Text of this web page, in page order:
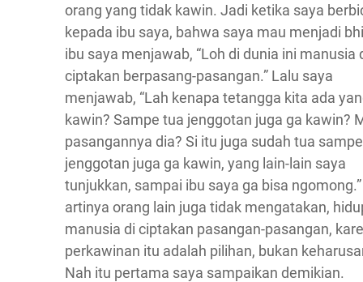
orang yang tidak kawin. Jadi ketika saya
kepada ibu saya, bahwa saya mau menjadi
ibu saya menjawab, “Loh di dunia ini manusia
ciptakan berpasang-pasangan.” Lalu saya
menjawab, “Lah kenapa tetangga kita ada
kawin? Sampe tua jenggotan juga ga kawin?
pasangannya dia? Si itu juga sudah tua sampe
jenggotan juga ga kawin, yang lain-lain saya
tunjukkan, sampai ibu saya ga bisa
artinya orang lain juga tidak mengatakan,
manusia di ciptakan pasangan-pasangan,
perkawinan itu adalah pilihan, bukan
Nah itu pertama saya sampaikan demikian.